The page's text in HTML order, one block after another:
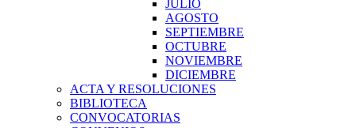
JULIO
AGOSTO
SEPTIEMBRE
OCTUBRE
NOVIEMBRE
DICIEMBRE
ACTA Y RESOLUCIONES
BIBLIOTECA
CONVOCATORIAS